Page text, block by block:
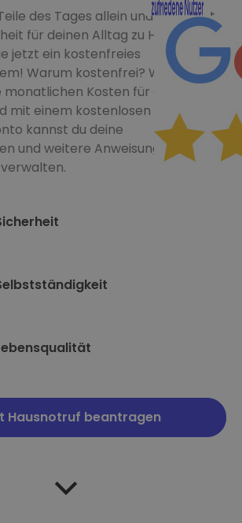
des Tages allein und wünschst
für deinen Alltag zu Hause?
jetzt ein kostenfreies
Warum kostenfrei? Weil deine
monatlichen Kosten für dich
mit einem kostenlosen
kannst du deine
und weitere Anweisungen
Hausnotruf beantragen
Nachricht
Erreichbarkeit
Ich bin mit einer
Erreichbarkeit
Ich bin mit einer